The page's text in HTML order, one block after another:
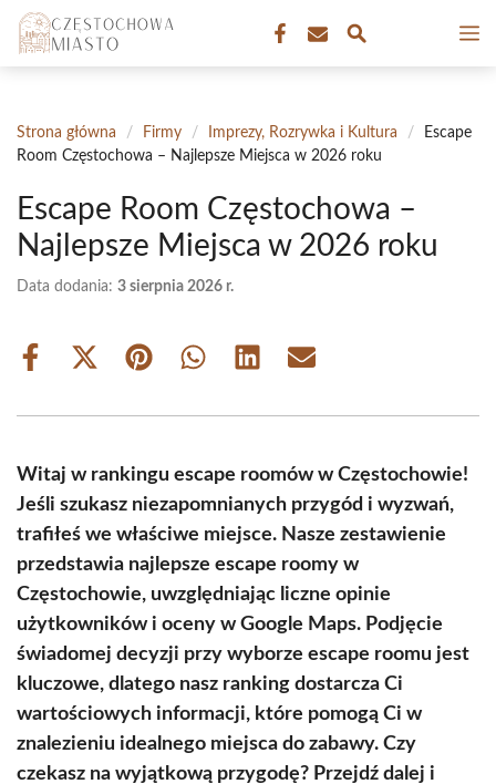
Przejdź
treści
Strona główna / Firmy / Imprezy, Rozrywka i Kultura /
Escape
Room Częstochowa – Najlepsze Miejsca w 2026 roku
Escape Room Częstochowa –
Najlepsze Miejsca w 2026 roku
Data dodania: 3 sierpnia 2026 r.
Share
Share
(Twitter)
Share Share Share Share
Witaj w rankingu escape roomów w Częstochowie!
Jeśli szukasz niezapomnianych przygód i wyzwań,
trafiłeś we właściwe miejsce. Nasze zestawienie
przedstawia najlepsze escape roomy w
Częstochowie, uwzględniając liczne opinie
użytkowników i oceny w Google Maps. Podjęcie
świadomej decyzji przy wyborze escape roomu jest
kluczowe, dlatego nasz ranking dostarcza Ci
wartościowych informacji, które pomogą Ci w
znalezieniu idealnego miejsca do zabawy. Czy
czekasz na wyjątkową przygodę? Przejdź dalej i